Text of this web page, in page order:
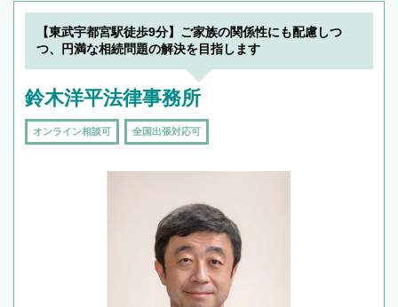
【東武宇都宮駅徒歩9分】ご家族の関係性にも配慮しつ
つ、円満な相続問題の解決を目指します
鈴木洋平法律事務所
オンライン相談可 全国出張対応可